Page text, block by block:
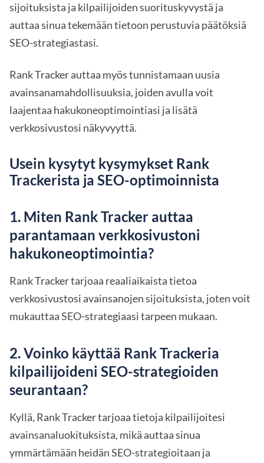
sijoituksista ja kilpailijoiden suorituskyvystä ja
auttaa sinua tekemään tietoon perustuvia päätöksiä
SEO-strategiastasi.
Rank Tracker auttaa myös tunnistamaan uusia
avainsanamahdollisuuksia, joiden avulla voit
laajentaa hakukoneoptimointiasi ja lisätä
verkkosivustosi näkyvyyttä.
Usein kysytyt kysymykset Rank
Trackerista ja SEO-optimoinnista
1. Miten Rank Tracker auttaa
parantamaan verkkosivustoni
hakukoneoptimointia?
Rank Tracker tarjoaa reaaliaikaista tietoa
verkkosivustosi avainsanojen sijoituksista, joten voit
mukauttaa SEO-strategiaasi tarpeen mukaan.
2. Voinko käyttää Rank Trackeria
kilpailijoideni SEO-strategioiden
seurantaan?
Kyllä, Rank Tracker tarjoaa tietoja kilpailijoitesi
avainsanaluokituksista, mikä auttaa sinua
ymmärtämään heidän SEO-strategioitaan ja